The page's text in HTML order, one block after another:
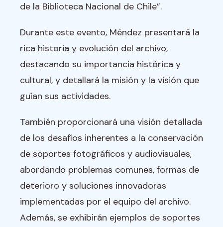
de la Biblioteca Nacional de Chile”.
Durante este evento, Méndez presentará la
rica historia y evolución del archivo,
destacando su importancia histórica y
cultural, y detallará la misión y la visión que
guían sus actividades.
También proporcionará una visión detallada
de los desafíos inherentes a la conservación
de soportes fotográficos y audiovisuales,
abordando problemas comunes, formas de
deterioro y soluciones innovadoras
implementadas por el equipo del archivo.
Además, se exhibirán ejemplos de soportes